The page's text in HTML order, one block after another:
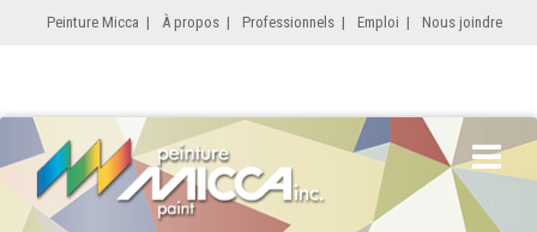
Peinture Micca | À propos | Professionnels | Emploi | Nous joindre